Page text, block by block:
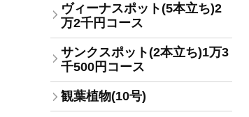
ヴィーナスポット(5本立ち)2
万2千円コース
サンクスポット(2本立ち)1万3
千500円コース
観葉植物(10号)